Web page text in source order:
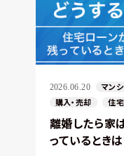
2026.06.20 マン
購入・売却
住
離婚したら家
っているときは